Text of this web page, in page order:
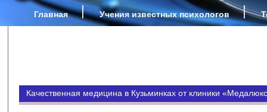
Главная Учения известных психологов
Качественная медицина в Кузьминках от клиники